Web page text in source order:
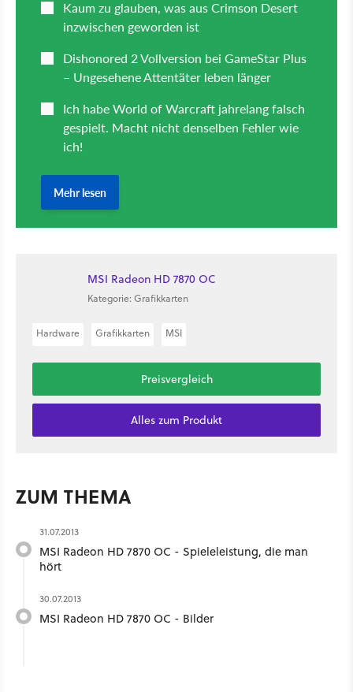
MSI Radeon HD 7870 OC
Kategorie: Grafikkarten
Hardware Grafikkarten MSI
Preisvergleich
Alles zum Produkt
ZUM THEMA
31.07.2013
MSI Radeon HD 7870 OC - Spieleleistung, die man
hört
30.07.2013
MSI Radeon HD 7870 OC - Bilder